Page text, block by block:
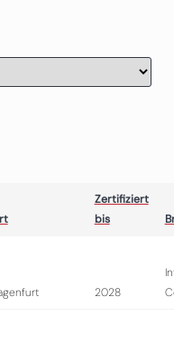
Zertifiziert
bis
2028